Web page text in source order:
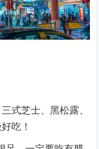
式芝士、黑松露、
吃！